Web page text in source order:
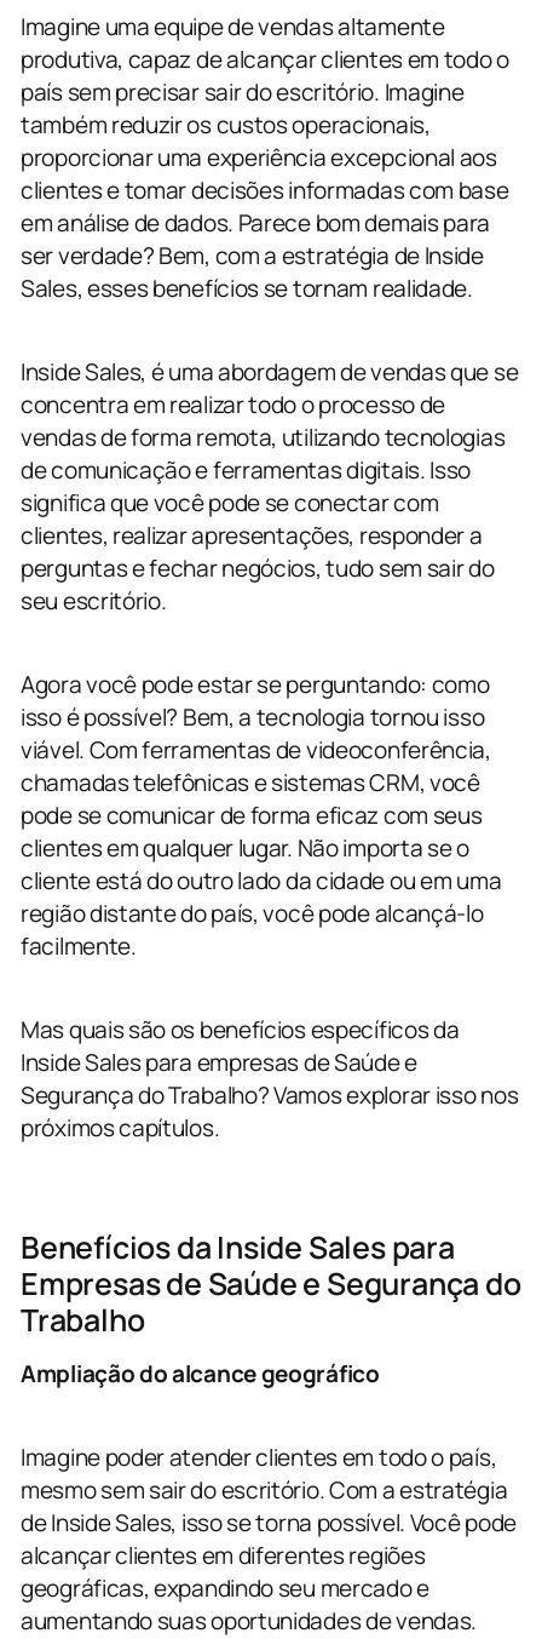
Imagine uma equipe de vendas altamente
produtiva, capaz de alcançar clientes em todo o
país sem precisar sair do escritório. Imagine
também reduzir os custos operacionais,
proporcionar uma experiência excepcional aos
clientes e tomar decisões informadas com base
em análise de dados. Parece bom demais para
ser verdade? Bem, com a estratégia de Inside
Sales, esses benefícios se tornam realidade.
Inside Sales, é uma abordagem de vendas que se
concentra em realizar todo o processo de
vendas de forma remota, utilizando tecnologias
de comunicação e ferramentas digitais. Isso
significa que você pode se conectar com
clientes, realizar apresentações, responder a
perguntas e fechar negócios, tudo sem sair do
seu escritório.
Agora você pode estar se perguntando: como
isso é possível? Bem, a tecnologia tornou isso
viável. Com ferramentas de videoconferência,
chamadas telefônicas e sistemas CRM, você
pode se comunicar de forma eficaz com seus
clientes em qualquer lugar. Não importa se o
cliente está do outro lado da cidade ou em uma
região distante do país, você pode alcançá-lo
facilmente.
Mas quais são os benefícios específicos da
Inside Sales para empresas de Saúde e
Segurança do Trabalho? Vamos explorar isso nos
próximos capítulos.
Benefícios da Inside Sales para
Empresas de Saúde e Segurança do
Trabalho
Ampliação do alcance geográfico
Imagine poder atender clientes em todo o país,
mesmo sem sair do escritório. Com a estratégia
de Inside Sales, isso se torna possível. Você pode
alcançar clientes em diferentes regiões
geográficas, expandindo seu mercado e
aumentando suas oportunidades de vendas.